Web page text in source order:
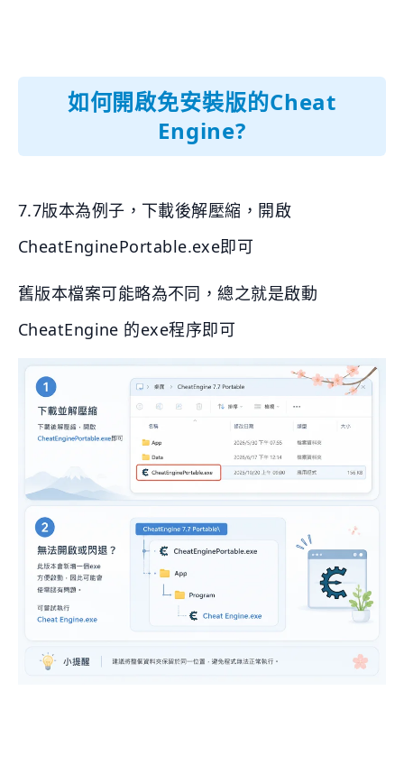
如何開啟免安裝版的Cheat
Engine?
7.7版本為例子，下載後解壓縮，開啟
CheatEnginePortable.exe即可
舊版本檔案可能略為不同，總之就是啟動
CheatEngine 的exe程序即可